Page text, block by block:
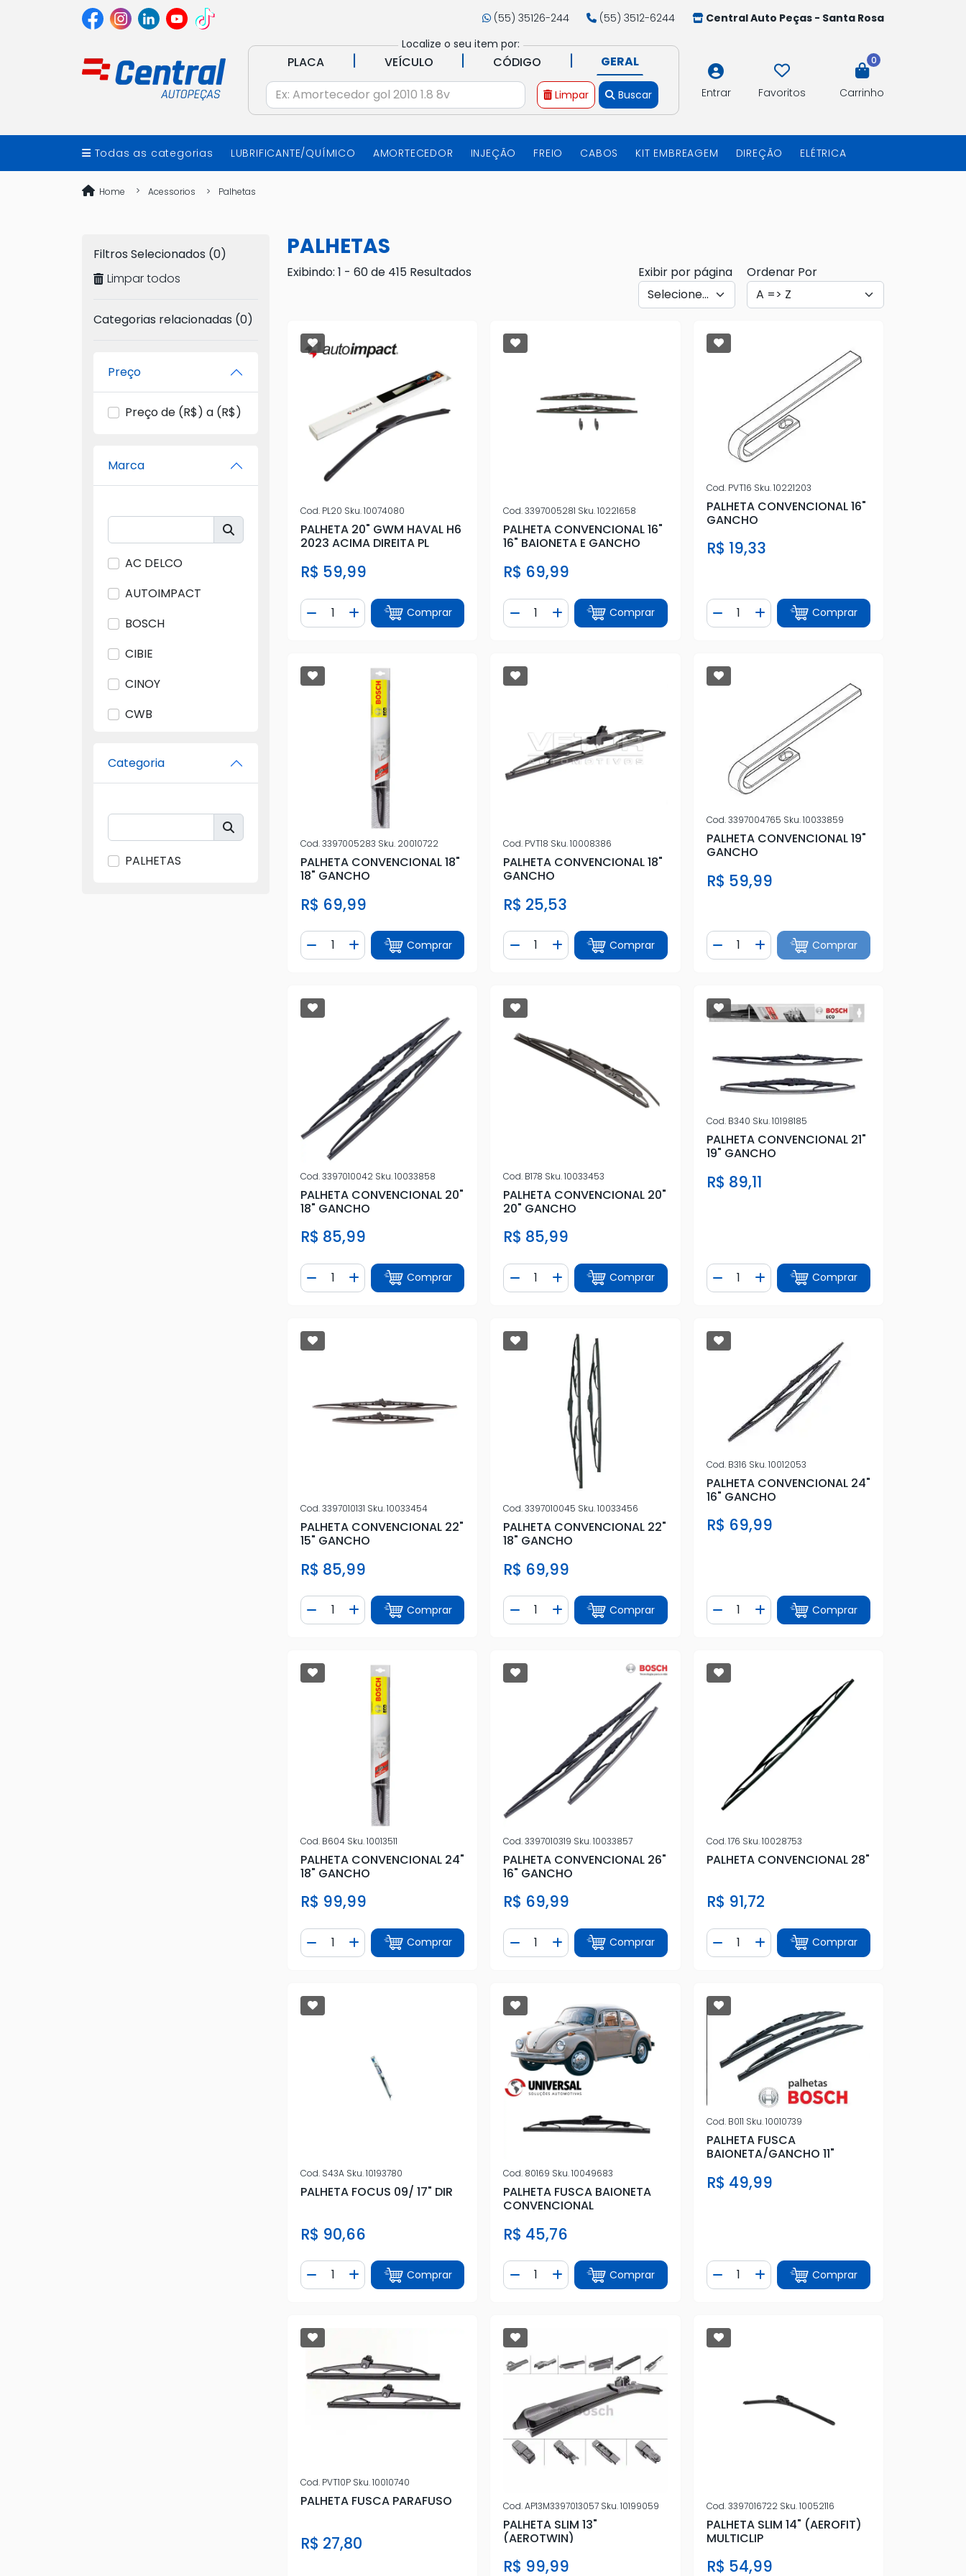
(55) 35126-244 (55) 3512-6244
Central Auto Peças - Santa Rosa
Localize o seu item por:
PLACA | VEÍCULO | CÓDIGO | GERAL
Limpar Buscar Entrar Favoritos
0
Carrinho
Todas as categorias LUBRIFICANTE/QUÍMICO AMORTECEDOR INJEÇÃO FREIO CABOS KIT EMBREAGEM DIREÇÃO ELÉTRICA
Home Acessorios Palhetas
Filtros Selecionados (0)
Limpar todos
Categorias relacionadas (0)
Preço
Preço de (R$) a (R$)
Marca
AC DELCO
AUTOIMPACT
BOSCH
CIBIE
CINOY
CWB
DYNA
GM
Categoria
PALHETAS
PALHETAS
Exibindo: 1 - 60 de 415 Resultados Exibir por página Ordenar Por
Cod. PL20 Sku.10074080
PALHETA 20" GWM HAVAL H6
2023 ACIMA DIREITA PL
R$ 59,99
Diminuir Quantidade
Quantidade
Adicionar Quantidade
Comprar
Cod.3397005281 Sku.10221658
PALHETA CONVENCIONAL 16"
16" BAIONETA E GANCHO
R$ 69,99
Diminuir Quantidade
Quantidade
Adicionar Quantidade
Comprar
Cod.PVT16 Sku.10221203
PALHETA CONVENCIONAL 16"
GANCHO
R$ 19,33
Diminuir Quantidade
Quantidade
Adicionar Quantidade
Comprar
Cod.3397005283 Sku. 20010722
PALHETA CONVENCIONAL 18"
18" GANCHO
R$ 69,99
Diminuir Quantidade
Quantidade
Adicionar Quantidade
Comprar
Cod. PVT18 Sku.10008386
PALHETA CONVENCIONAL 18"
GANCHO
R$ 25,53
Diminuir Quantidade
Quantidade
Adicionar Quantidade
Comprar
Cod.3397004765 Sku.10033859
PALHETA CONVENCIONAL 19"
GANCHO
R$ 59,99
Diminuir Quantidade
Quantidade
Adicionar Quantidade
Comprar
Cod.3397010042 Sku.10033858
PALHETA CONVENCIONAL 20"
18" GANCHO
R$ 85,99
Diminuir Quantidade
Quantidade
Adicionar Quantidade
Comprar
Cod. B178 Sku.10033453
PALHETA CONVENCIONAL 20"
20" GANCHO
R$ 85,99
Diminuir Quantidade
Quantidade
Adicionar Quantidade
Comprar
Cod.B340 Sku.10198185
PALHETA CONVENCIONAL 21"
19" GANCHO
R$ 89,11
Diminuir Quantidade
Quantidade
Adicionar Quantidade
Comprar
Cod.3397010131 Sku.10033454
PALHETA CONVENCIONAL 22"
15" GANCHO
R$ 85,99
Diminuir Quantidade
Quantidade
Adicionar Quantidade
Comprar
Cod.3397010045 Sku.10033456
PALHETA CONVENCIONAL 22"
18" GANCHO
R$ 69,99
Diminuir Quantidade
Quantidade
Adicionar Quantidade
Comprar
Cod.B316 Sku.10012053
PALHETA CONVENCIONAL 24"
16" GANCHO
R$ 69,99
Diminuir Quantidade
Quantidade
Adicionar Quantidade
Comprar
Cod. B604 Sku.10013511
PALHETA CONVENCIONAL 24"
18" GANCHO
R$ 99,99
Diminuir Quantidade
Quantidade
Adicionar Quantidade
Comprar
Cod.3397010319 Sku.10033857
PALHETA CONVENCIONAL 26"
16" GANCHO
R$ 69,99
Diminuir Quantidade
Quantidade
Adicionar Quantidade
Comprar
Cod.176 Sku.10028753
PALHETA CONVENCIONAL 28"
R$ 91,72
Diminuir Quantidade
Quantidade
Adicionar Quantidade
Comprar
Cod. S43A Sku.10193780
PALHETA FOCUS 09/ 17" DIR
R$ 90,66
Diminuir Quantidade
Quantidade
Adicionar Quantidade
Comprar
Cod. 80169 Sku.10049683
PALHETA FUSCA BAIONETA
CONVENCIONAL
R$ 45,76
Diminuir Quantidade
Quantidade
Adicionar Quantidade
Comprar
Cod.B011 Sku.10010739
PALHETA FUSCA
BAIONETA/GANCHO 11"
R$ 49,99
Diminuir Quantidade
Quantidade
Adicionar Quantidade
Comprar
Cod. PVT10P Sku.10010740
PALHETA FUSCA PARAFUSO
R$ 27,80
Cod.AP13M3397013057 Sku.10199059
PALHETA SLIM 13"
(AEROTWIN)
R$ 99,99
Cod.3397016722 Sku.10052116
PALHETA SLIM 14" (AEROFIT)
MULTICLIP
R$ 54,99